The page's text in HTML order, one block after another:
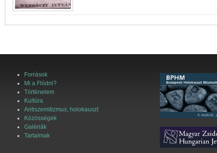
Források
Mi a Flódni?
Történelem
Kultúra
Antiszemitizmus, holokauszt
Közösségek
Galériák
Tartalmak